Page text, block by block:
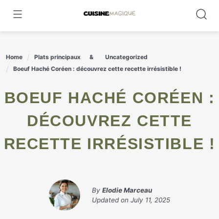
content
Home Plats principaux
Uncategorized
Boeuf Haché Coréen : découvrez cette recette irrésistible !
BOEUF HACHÉ CORÉEN :
DÉCOUVREZ CETTE
RECETTE IRRÉSISTIBLE !
By Elodie Marceau
Updated on July 11, 2025